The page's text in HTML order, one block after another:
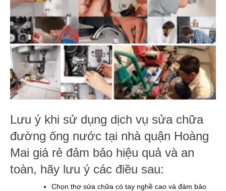
Lưu ý khi sử dụng dịch vụ sửa chữa
đường ống nước tại nhà quận Hoàng
Mai giá rẻ đảm bảo hiệu quả và an
toàn, hãy lưu ý các điều sau:
Chọn thợ sửa chữa có tay nghề cao và đảm bảo